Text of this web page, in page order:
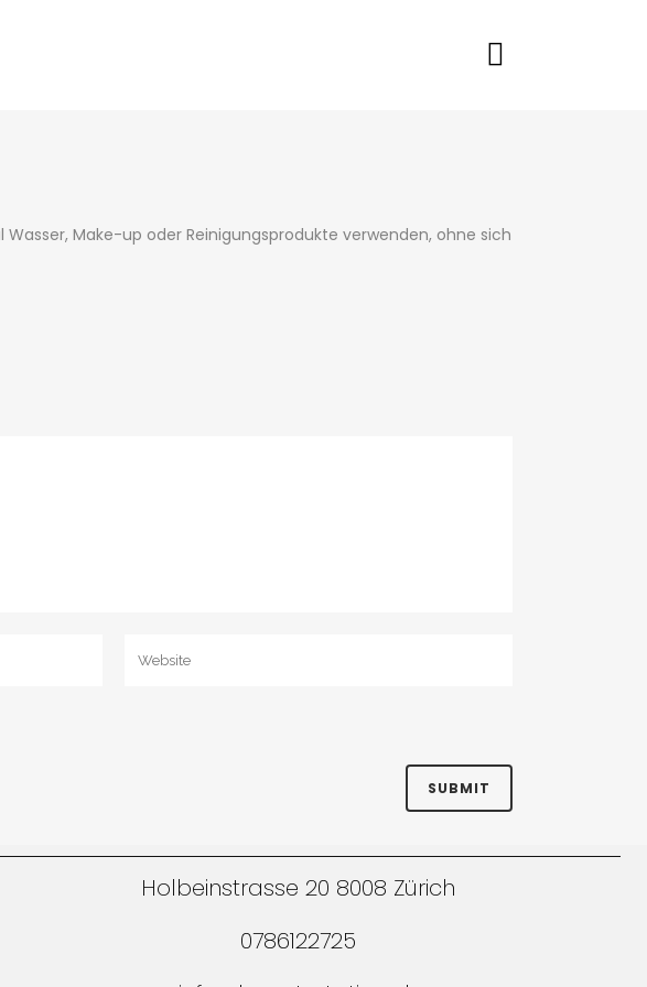
Make-up oder Reinigungsprodukte verwenden, ohne sich
Holbeinstrasse 20 8008 Zürich
0786122725